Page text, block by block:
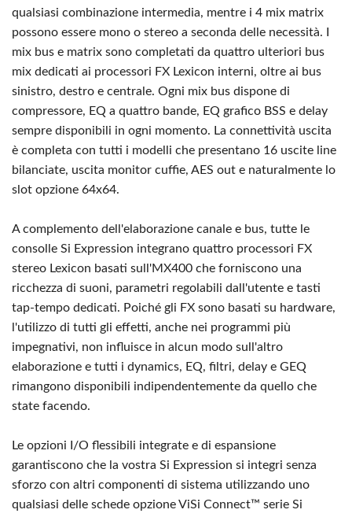
qualsiasi combinazione intermedia, mentre i 4 mix matrix
possono essere mono o stereo a seconda delle necessità. I
mix bus e matrix sono completati da quattro ulteriori bus
mix dedicati ai processori FX Lexicon interni, oltre ai bus
sinistro, destro e centrale. Ogni mix bus dispone di
compressore, EQ a quattro bande, EQ grafico BSS e delay
sempre disponibili in ogni momento. La connettività uscita
è completa con tutti i modelli che presentano 16 uscite line
bilanciate, uscita monitor cuffie, AES out e naturalmente lo
slot opzione 64x64.
A complemento dell'elaborazione canale e bus, tutte le
consolle Si Expression integrano quattro processori FX
stereo Lexicon basati sull'MX400 che forniscono una
ricchezza di suoni, parametri regolabili dall'utente e tasti
tap-tempo dedicati. Poiché gli FX sono basati su hardware,
l'utilizzo di tutti gli effetti, anche nei programmi più
impegnativi, non influisce in alcun modo sull'altro
elaborazione e tutti i dynamics, EQ, filtri, delay e GEQ
rimangono disponibili indipendentemente da quello che
state facendo.
Le opzioni I/O flessibili integrate e di espansione
garantiscono che la vostra Si Expression si integri senza
sforzo con altri componenti di sistema utilizzando uno
qualsiasi delle schede opzione ViSi Connect™ serie Si